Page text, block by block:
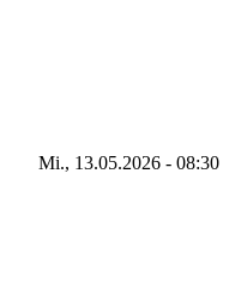
Mi., 13.05.2026 - 08:30